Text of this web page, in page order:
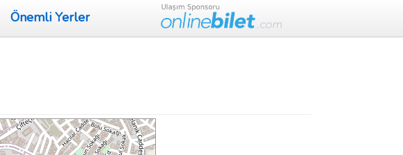
Önemli Yerler